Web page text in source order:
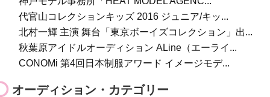
代官山コレクションキッズ 2016 ジュニア/キッ...
北村一輝 主演 舞台「東京ボーイズコレクション」出...
秋葉原アイドルオーディション ALine（エーライ...
CONOMi 第4回日本制服アワード イメージモデ...
オーディション・カテゴリー